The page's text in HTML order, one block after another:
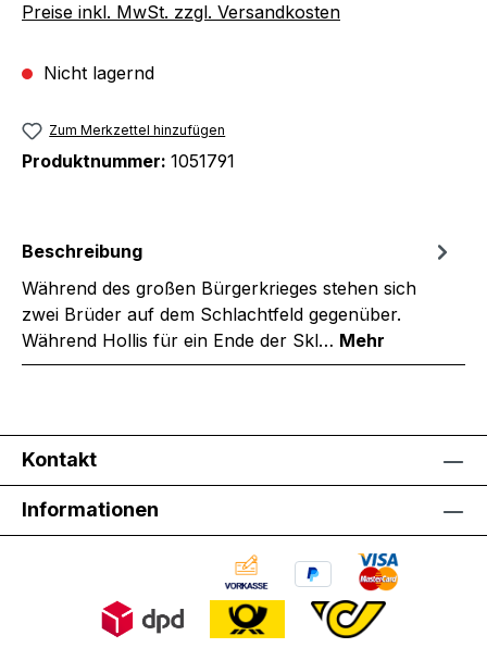
Preise inkl. MwSt. zzgl. Versandkosten
Nicht lagernd
Zum Merkzettel hinzufügen
Produktnummer: 1051791
Beschreibung
Während des großen Bürgerkrieges stehen sich
zwei Brüder auf dem Schlachtfeld gegenüber.
Während Hollis für ein Ende der Skl… Mehr
Kontakt
Informationen